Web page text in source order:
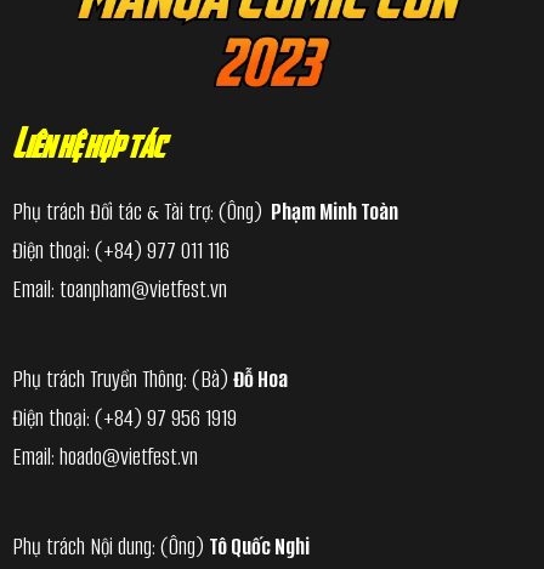
Liên hệ hợp tác
Phụ trách Đối tác & Tài trợ: (Ông) Phạm Minh Toàn
Điện thoại: (+84) 977 011 116
Email: toanpham@vietfest.vn
Phụ trách Truyền Thông: (Bà) Đỗ Hoa
Điện thoại: (+84) 97 956 1919
Email: hoado@vietfest.vn
Phụ trách Nội dung: (Ông) Tô Quốc Nghi